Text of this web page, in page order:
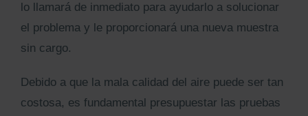
lo llamará de inmediato para ayudarlo a solucionar
el problema y le proporcionará una nueva muestra
sin cargo.
Debido a que la mala calidad del aire puede ser tan
costosa, es fundamental presupuestar las pruebas